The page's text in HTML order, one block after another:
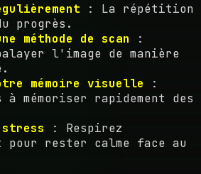
: La répétition
progrès.
méthode de scan :
l'image de manière
mémoire visuelle :
à mémoriser rapidement des
: Respirez
pour rester calme face au